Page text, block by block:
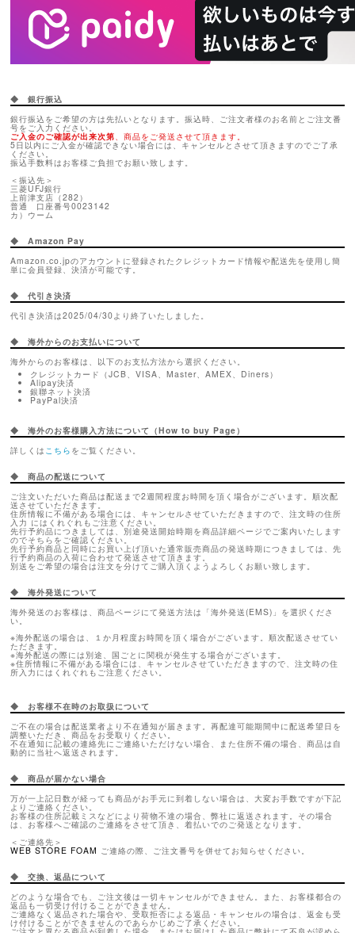
◆ 銀行振込
銀行振込をご希望の方は先払いとなります。振込時、ご注文者様のお名前とご注文番
号をご入力ください。
ご入金のご確認が出来次第、商品をご発送させて頂きます。
5日以内にご入金が確認できない場合には、キャンセルとさせて頂きますのでご了承
ください。
振込手数料はお客様ご負担でお願い致します。
＜振込先＞
三菱UFJ銀行
上前津支店（282）
普通 口座番号0023142
カ）ウーム
◆ Amazon Pay
Amazon.co.jpのアカウントに登録されたクレジットカード情報や配送先を使用し簡
単に会員登録、決済が可能です。
◆ 代引き決済
代引き決済は2025/04/30より終了いたしました。
◆ 海外からのお支払いについて
海外からのお客様は、以下のお支払方法から選択ください。
クレジットカード（JCB、VISA、Master、AMEX、Diners）
Alipay決済
銀聯ネット決済
PayPal決済
◆ 海外のお客様購入方法について（How to buy Page）
詳しくは こちら をご覧ください。
◆ 商品の配送について
ご注文いただいた商品は配送まで2週間程度お時間を頂く場合がございます。順次配
送させていただきます。
住所情報に不備がある場合には、キャンセルさせていただきますので、注文時の住所
入力 にはくれぐれもご注意ください。
先行予約品につきましては、別途発送開始時期を商品詳細ページでご案内いたします
のでそちらをご確認ください。
先行予約商品と同時にお買い上げ頂いた通常販売商品の発送時期につきましては、先
行予約商品の入荷に合わせて発送させて頂きます。
別送をご希望の場合は注文を分けてご購入頂くようよろしくお願い致します。
◆ 海外発送について
海外発送のお客様は、商品ページにて発送方法は「海外発送(EMS)」を選択くださ
い。
※海外配送の場合は、１か月程度お時間を頂く場合がございます。順次配送させてい
ただきます。
※海外配送の際には別途、国ごとに関税が発生する場合がございます。
※住所情報に不備がある場合には、キャンセルさせていただきますので、注文時の住
所入力にはくれぐれもご注意ください。
◆ お客様不在時のお取扱について
ご不在の場合は配送業者より不在通知が届きます。再配達可能期間中に配送希望日を
調整いただき、商品をお受取りください。
不在通知に記載の連絡先にご連絡いただけない場合、また住所不備の場合、商品は自
動的に当社へ返送されます。
◆ 商品が届かない場合
万が一上記日数が経っても商品がお手元に到着しない場合は、大変お手数ですが下記
よりご連絡ください。
お客様の住所記載ミスなどにより荷物不達の場合、弊社に返送されます。その場合
は、お客様へご確認のご連絡をさせて頂き、着払いでのご発送となります。
＜ご連絡先＞
WEB STORE FOAM ご連絡の際、ご注文番号を併せてお知らせください。
◆ 交換、返品について
どのような場合でも、ご注文後は一切キャンセルができません。また、お客様都合の
返品も一切受け付けることができません。
ご連絡なく返品された場合や、受取拒否による返品・キャンセルの場合は、返金も受
け付けることができませんのであらかじめご了承ください。